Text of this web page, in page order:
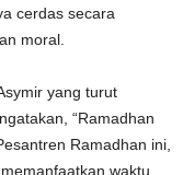
cerdas secara
moral.
yang turut
“Ramadhan
Ramadhan ini,
waktu